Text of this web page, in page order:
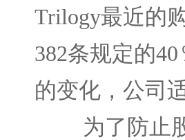
Trilogy最近的
382条规定的40
的变化，公司
为了防止